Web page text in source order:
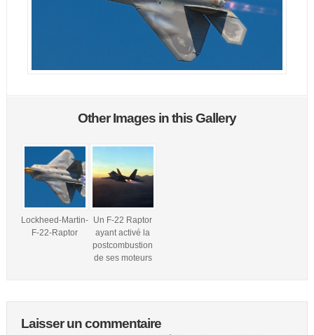
Other Images in this Gallery
Lockheed-Martin-
F-22-Raptor
Un F-22 Raptor
ayant activé la
postcombustion
de ses moteurs
Laisser un commentaire